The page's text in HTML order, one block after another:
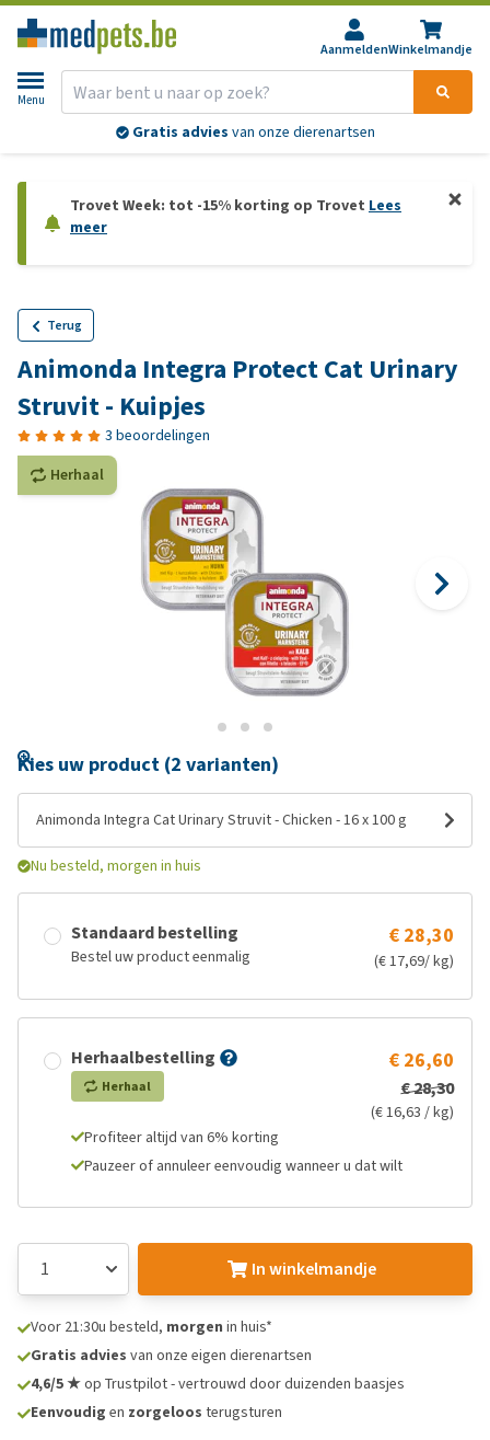
AanmeldenWinkelmandje
Menu
Gratis advies van onze dierenartsen
Trovet Week: tot -15% korting op Trovet Lees
meer
Terug
Animonda Integra Protect Cat Urinary
Struvit - Kuipjes
3 beoordelingen
Herhaal
Kies uw product (2 varianten)
Animonda Integra Cat Urinary Struvit - Chicken - 16 x 100 g
Nu besteld, morgen in huis
Standaard bestelling
Bestel uw product eenmalig
€ 28,30
(€ 17,69/ kg)
Herhaalbestelling
Herhaal
€ 26,60
€ 28,30
(€ 16,63 / kg)
Profiteer altijd van 6% korting
Pauzeer of annuleer eenvoudig wanneer u dat wilt
In winkelmandje
Voor 21:30u besteld, morgen in huis*
Gratis advies van onze eigen dierenartsen
4,6/5 ★op Trustpilot - vertrouwd door duizenden baasjes
Eenvoudig en zorgeloos terugsturen